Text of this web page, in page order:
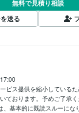
無料で見積り相談
送る
ビス提供を縮小している
ております。予めご了承く
基本的に既読スルーにな